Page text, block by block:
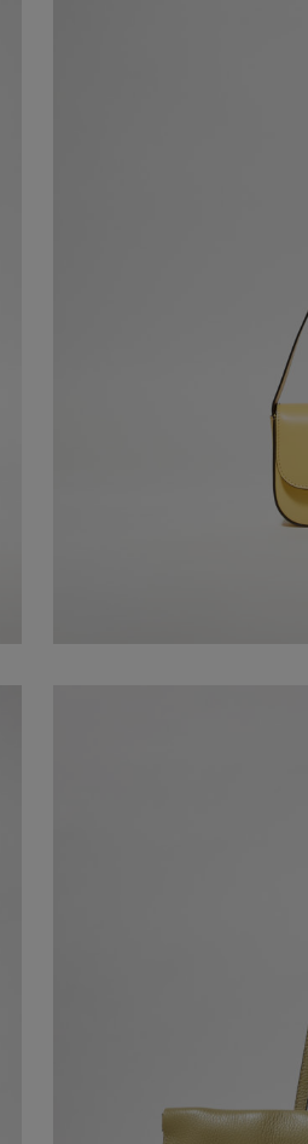
LUCILLE MAXI TOTE BAG
LUCILLE MAXI È UNA TOTE BAG
VIAGGIO E QUOTIDIANITÀ,